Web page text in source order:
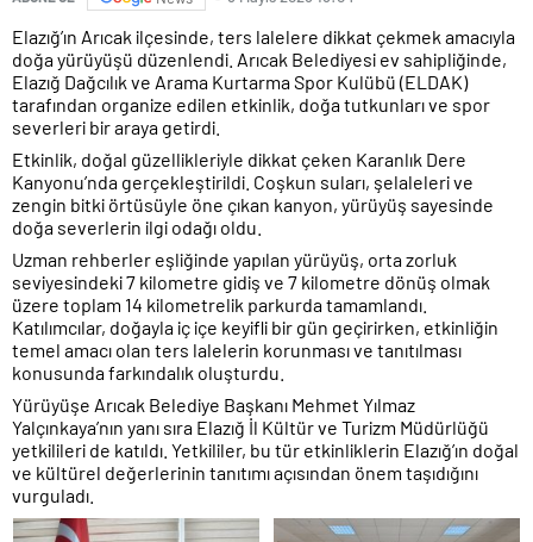
Elazığ’ın Arıcak ilçesinde, ters lalelere dikkat çekmek amacıyla
doğa yürüyüşü düzenlendi. Arıcak Belediyesi ev sahipliğinde,
Elazığ Dağcılık ve Arama Kurtarma Spor Kulübü (ELDAK)
tarafından organize edilen etkinlik, doğa tutkunları ve spor
severleri bir araya getirdi.
Etkinlik, doğal güzellikleriyle dikkat çeken Karanlık Dere
Kanyonu’nda gerçekleştirildi. Coşkun suları, şelaleleri ve
zengin bitki örtüsüyle öne çıkan kanyon, yürüyüş sayesinde
doğa severlerin ilgi odağı oldu.
Uzman rehberler eşliğinde yapılan yürüyüş, orta zorluk
seviyesindeki 7 kilometre gidiş ve 7 kilometre dönüş olmak
üzere toplam 14 kilometrelik parkurda tamamlandı.
Katılımcılar, doğayla iç içe keyifli bir gün geçirirken, etkinliğin
temel amacı olan ters lalelerin korunması ve tanıtılması
konusunda farkındalık oluşturdu.
Yürüyüşe Arıcak Belediye Başkanı Mehmet Yılmaz
Yalçınkaya’nın yanı sıra Elazığ İl Kültür ve Turizm Müdürlüğü
yetkilileri de katıldı. Yetkililer, bu tür etkinliklerin Elazığ’ın doğal
ve kültürel değerlerinin tanıtımı açısından önem taşıdığını
vurguladı.